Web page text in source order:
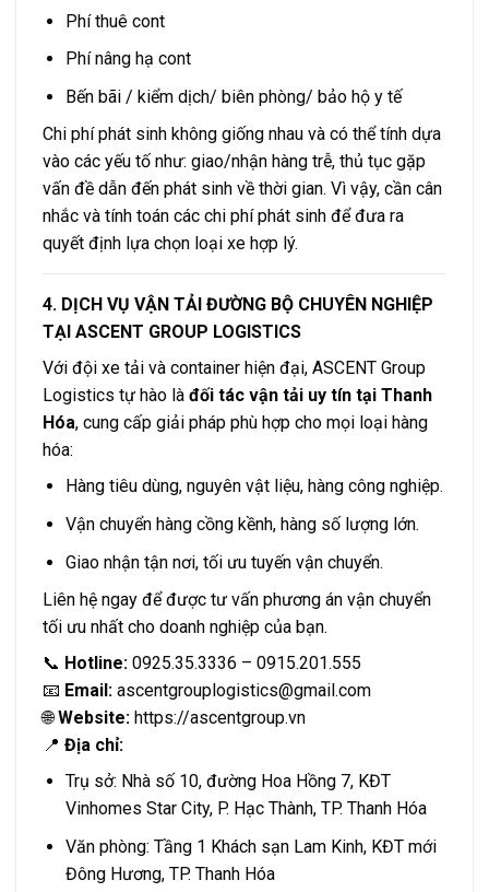
Phí thuê cont
Phí nâng hạ cont
Bến bãi / kiểm dịch/ biên phòng/ bảo hộ y tế
Chi phí phát sinh không giống nhau và có thể tính dựa
vào các yếu tố như: giao/nhận hàng trễ, thủ tục gặp
vấn đề dẫn đến phát sinh về thời gian. Vì vậy, cần cân
nhắc và tính toán các chi phí phát sinh để đưa ra
quyết định lựa chọn loại xe hợp lý.
4. DỊCH VỤ VẬN TẢI ĐƯỜNG BỘ CHUYÊN NGHIỆP
TẠI ASCENT GROUP LOGISTICS
Với đội xe tải và container hiện đại, ASCENT Group
Logistics tự hào là đối tác vận tải uy tín tại Thanh
Hóa, cung cấp giải pháp phù hợp cho mọi loại hàng
hóa:
Hàng tiêu dùng, nguyên vật liệu, hàng công nghiệp.
Vận chuyển hàng cồng kềnh, hàng số lượng lớn.
Giao nhận tận nơi, tối ưu tuyến vận chuyển.
Liên hệ ngay để được tư vấn phương án vận chuyển
tối ưu nhất cho doanh nghiệp của bạn.
📞 Hotline: 0925.35.3336 – 0915.201.555
📧 Email: ascentgrouplogistics@gmail.com
🌐Website: https://ascentgroup.vn
📍 Địa chỉ:
Trụ sở: Nhà số 10, đường Hoa Hồng 7, KĐT
Vinhomes Star City, P. Hạc Thành, TP. Thanh Hóa
Văn phòng: Tầng 1 Khách sạn Lam Kinh, KĐT mới
Đông Hương, TP. Thanh Hóa